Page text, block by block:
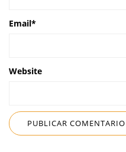
Email*
Website